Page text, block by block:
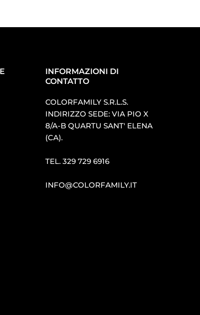
INFORMAZIONI DI
CONTATTO
COLORFAMILY S.R.L.S.
INDIRIZZO SEDE: VIA PIO X
8/A-B QUARTU SANT′ ELENA
(CA).
TEL.329 729 6916
INFO@COLORFAMILY.IT